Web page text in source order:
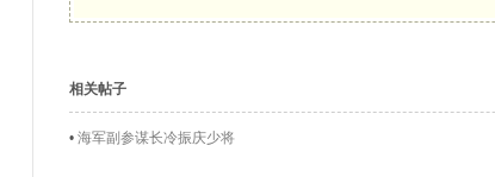
相关帖子
• 海军副参谋长冷振庆少将